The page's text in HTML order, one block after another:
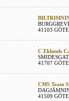
41103
C Eklunds
41707
CMS Team
41509